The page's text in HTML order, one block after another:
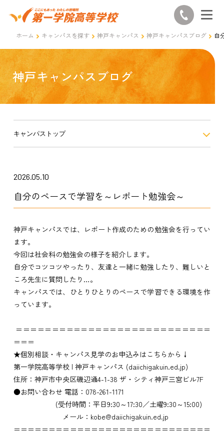
ホーム キャンパスを探す 神戸キャンパス 神戸キャンパスブログ 自
神戸キャンパスブログ
キャンパストップ
2026.05.10
自分のペースで学習を～レポート勉強会～
神戸キャンパスでは、レポート作成のための勉強会を行ってい
ます。
今回は社会科の勉強会の様子を紹介します。
自分でコツコツやったり、友達と一緒に勉強したり、難しいと
ころ先生に質問したり…。
キャンパスでは、ひとりひとりのペースで学習できる環境を作
っています。
＝＝＝＝＝＝＝＝＝＝＝＝＝＝＝＝＝＝＝＝＝＝＝＝＝＝＝
＝＝＝
★個別相談・キャンパス見学のお申込みはこちらから↓
第一学院高等学校 | 神戸キャンパス (daiichigakuin.ed.jp)
住所：神戸市中央区磯辺通4-1-38 ザ・シティ神戸三宮ビル7F
●お問い合わせ 電話：078-261-1171
(受付時間：平日9:30～17:30／土曜9:30～15:00)
メール：kobe@daiichigakuin.ed.jp
＝＝＝＝＝＝＝＝＝＝＝＝＝＝＝＝＝＝＝＝＝＝＝＝＝＝＝＝